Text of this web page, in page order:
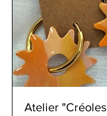
Atelier "Créoles